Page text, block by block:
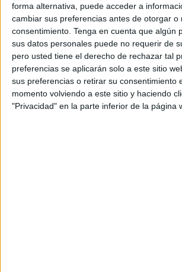
forma alternativa, puede acceder a
cambiar sus preferencias antes de otorgar o
consentimiento. Tenga en cuenta que algún
sus datos personales puede no requerir de
pero usted tiene el derecho de rechazar tal
preferencias se aplicarán solo a este sitio
sus preferencias o retirar su consentimiento
momento volviendo a este sitio y haciendo
"Privacidad" en la parte inferior de la página
municipio de la provincia de Jijel, en
Faicel. En próximos días, su familia podrá
enterrarlo.
Regresa a su hogar de la forma más
perdido la vida en el cruce del espigón
la que se produjeron dos fallecimientos
en cuestión de horas.